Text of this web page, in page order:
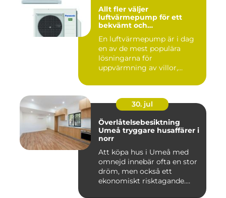
Allt fler väljer
luftvärmepump för ett
bekvämt och
En luftvärmepump är i dag
en av de mest populära
lösningarna för
uppvärmning av villor,
30. jul
Överlåtelsebesiktning
Umeå tryggare husaffärer i
norr
Att köpa hus i Umeå med
omnejd innebär ofta en stor
dröm, men också ett
ekonomiskt risktagande.